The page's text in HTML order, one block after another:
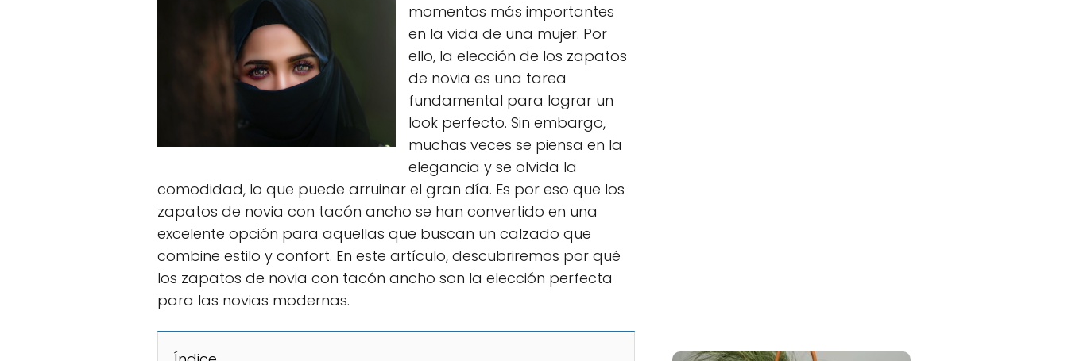
momentos más importantes
en la vida de una mujer. Por
ello, la elección de los zapatos
de novia es una tarea
fundamental para lograr un
look perfecto. Sin embargo,
muchas veces se piensa en la
elegancia y se olvida la
comodidad, lo que puede arruinar el gran día. Es por eso que los
zapatos de novia con tacón ancho se han convertido en una
excelente opción para aquellas que buscan un calzado que
combine estilo y confort. En este artículo, descubriremos por qué
los zapatos de novia con tacón ancho son la elección perfecta
para las novias modernas.